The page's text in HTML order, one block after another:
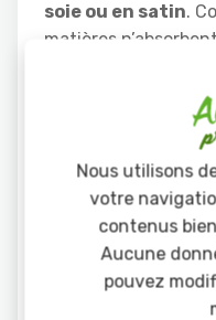
soie ou en satin.
matières
cheveux en une
ne s’emmêlent
7. La
Les
Kératine
Le cheveu est
les bons
Nous utilisons
votre
contenus
Aucune
pouvez